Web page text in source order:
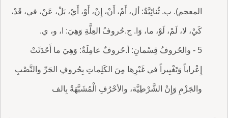
المعجم). ب. ثُنائِيَّةٌ: أل، أَمْ، أَنْ، إِنْ، أَوْ، أَيْ، بَلْ، عَنْ، في، قَدْ،
كَيْ، لا، لَمْ، لَوْ، ما، وَا. ج.حُروفُ العِلَّةِ وَهِيَ: ا، و، ي.
5 - والحُروفُ قِسْمانِ: أ.حُروفٌ عامِلَةٌ: وَهِيَ ما أَحْدَثَتْ
إِعْراباً وَتَغْيِيراً في غَيْرِها مِنَ الكَلِماتِ بِحُروفِ الجَرِّ والنَّصْبِ
والجَزْمِ وَإِنْ الشَّرْطِيَّة، والأحْرُفِ الْمُشَبَّهَةُ بِالف